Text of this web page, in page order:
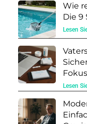
Wie
Die 9
Lesen
Fokus
Lesen